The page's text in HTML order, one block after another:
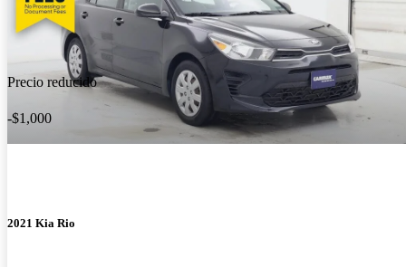
Precio reducido
-$1,000
2021 Kia Rio